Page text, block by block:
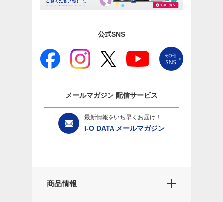
公式SNS
メールマガジン 配信サービス
最新情報をいち早くお届け！
I-O DATA メールマガジン
商品情報